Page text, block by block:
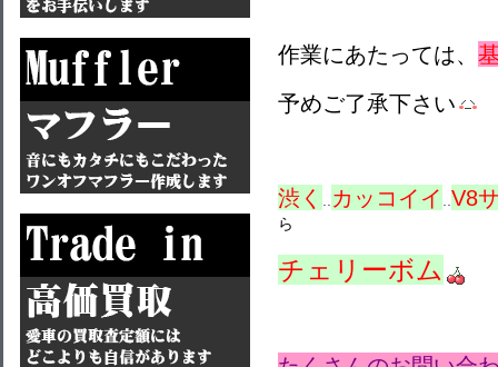
作業にあたっては、
予めご了承下さい
渋く カッコイイ V8
ら
チェリーボム